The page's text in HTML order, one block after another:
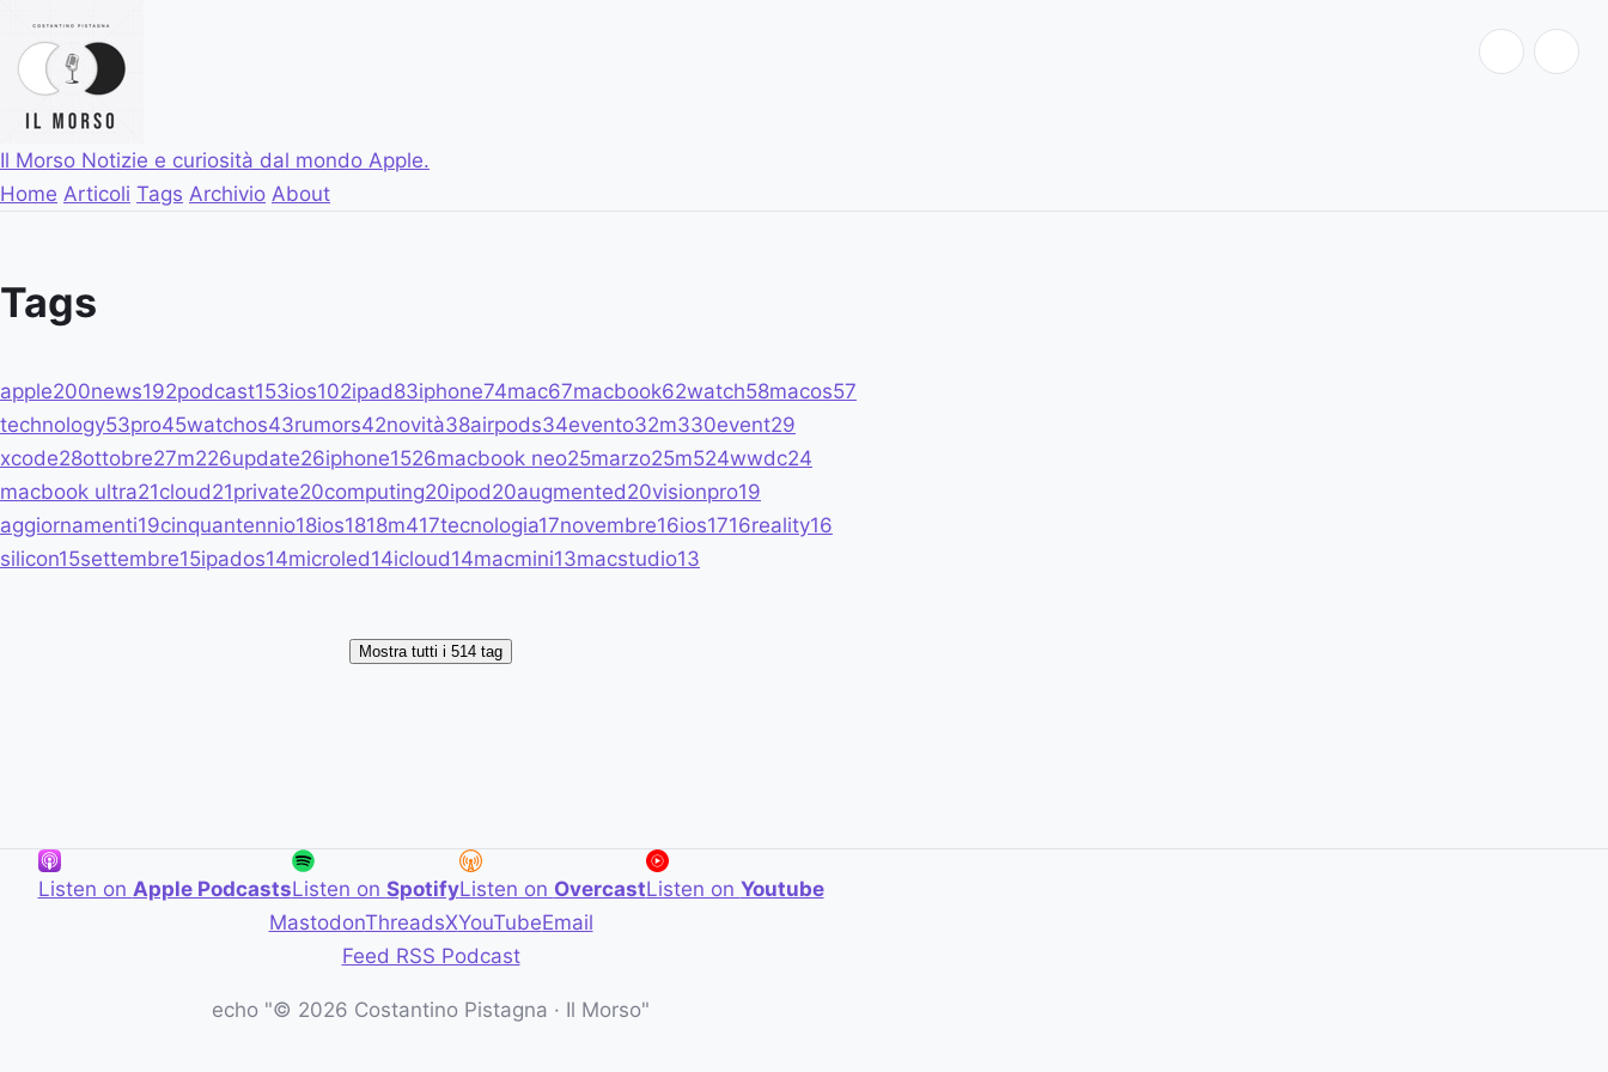
Il Morso Notizie e curiosità dal mondo Apple.
Home Articoli Tags Archivio About
Tags
apple200news192podcast153ios102ipad83iphone74mac67macbook62watch58macos57
technology53pro45watchos43rumors42novità38airpods34evento32m330event29
xcode28ottobre27m226update26iphone1526macbook neo25marzo25m524wwdc24
macbook ultra21cloud21private20computing20ipod20augmented20visionpro19
aggiornamenti19cinquantennio18ios1818m417tecnologia17novembre16ios1716reality16
silicon15settembre15ipados14microled14icloud14macmini13macstudio13
Mostra tutti i 514 tag
Listen on Apple PodcastsListen on SpotifyListen on OvercastListen on Youtube
MastodonThreadsXYouTubeEmail
Feed RSS Podcast
echo "© 2026 Costantino Pistagna · Il Morso"